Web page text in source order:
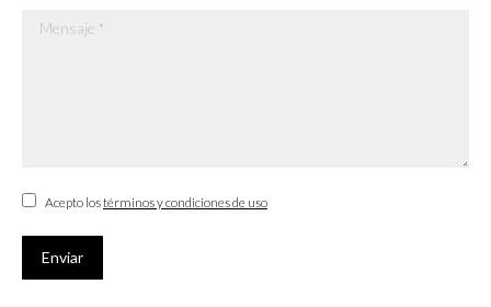
Mensaje *
Acepto lostérminos y condiciones de uso
Enviar